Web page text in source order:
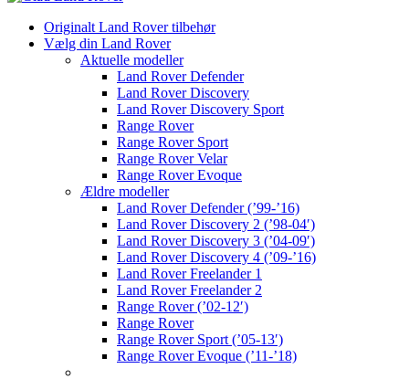
Originalt Land Rover tilbehør
Vælg din Land Rover
Aktuelle modeller
Land Rover Defender
Land Rover Discovery
Land Rover Discovery Sport
Range Rover
Range Rover Sport
Range Rover Velar
Range Rover Evoque
Ældre modeller
Land Rover Defender (’99-’16)
Land Rover Discovery 2 (’98-04′)
Land Rover Discovery 3 (’04-09′)
Land Rover Discovery 4 (’09-’16)
Land Rover Freelander 1
Land Rover Freelander 2
Range Rover (’02-12′)
Range Rover
Range Rover Sport (’05-13′)
Range Rover Evoque (’11-’18)